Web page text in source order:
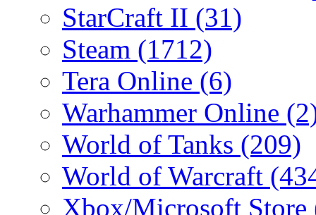
StarCraft II (31)
Steam (1712)
Tera Online (6)
Warhammer Online
World of Tanks (209)
World of Warcraft
Xbox/Microsoft Store